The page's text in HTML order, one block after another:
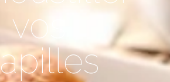
vos